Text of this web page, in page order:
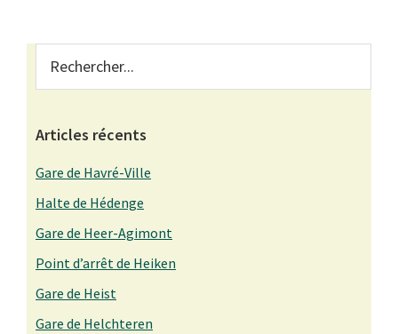
Primary
Sidebar
Articles récents
Gare de Havré-Ville
Halte de Hédenge
Gare de Heer-Agimont
Point d’arrêt de Heiken
Gare de Heist
Gare de Helchteren